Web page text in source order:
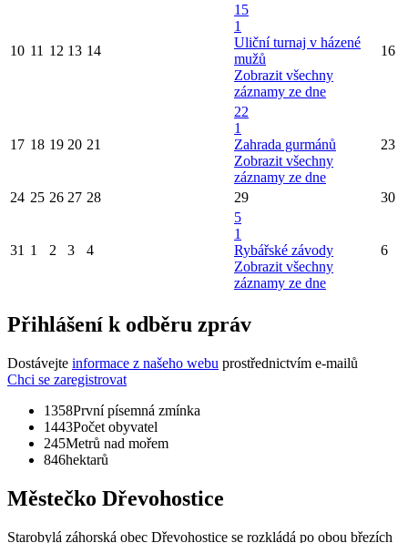
10 11 12 13 14
15
1
Uliční turnaj v házené
mužů
Zobrazit všechny
záznamy ze dne
16
17 18 19 20 21
22
1
Zahrada gurmánů
Zobrazit všechny
záznamy ze dne
23
24 25 26 27 28 29 30
31 1 2 3 4
5
1
Rybářské závody
Zobrazit všechny
záznamy ze dne
6
Přihlášení k odběru zpráv
Dostávejte informace z našeho webu prostřednictvím e-mailů
Chci se zaregistrovat
1358První písemná zmínka
1443Počet obyvatel
245Metrů nad mořem
846hektarů
Městečko Dřevohostice
Starobylá záhorská obec Dřevohostice se rozkládá po obou březích